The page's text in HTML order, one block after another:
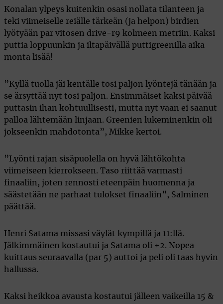
Konalan ylpeys kuitenkin osasi nollata tilanteen ja
teki viimeiselle reiälle tärkeän (ja helpon) birdien
lyötyään par vitosen drive-r9 kolmeen metriin. Kaksi
puttia loppuunkin ja iltapäivällä puttigreenilla aika
monta lisää!
”Kyllä tuolla jäi kentälle tosi paljon lyöntejä tänään ja
se ärsyttää nyt tosi paljon. Ensimmäiset kaksi päivää
puttasin ihan kohtuullisesti, mutta nyt vaan ei saanut
palloa lähtemään linjaan. Greenien lukeminenkin oli
jokseenkin mahdotonta”, Mikke kertoi.
”Lyönti rajan sisäpuolella on hyvä lähtökohta
viimeiseen kierrokseen. Taso riittää varmasti
finaaliin, joten rennosti eteenpäin huomenna ja
säästetään ne parhaat tulokset finaaliin”, Salminen
päättää.
Henri Satama missasi väylät kympillä ja 11:llä.
Jälkimmäinen kostautui ja Satama oli +2. Nopea
kuittaus seuraavalla (par 5) auttoi ja peli oli taas hyvin
hallussa.
Kaksi heikkoa avausta kostautui jälleen vaikeilla 15 &